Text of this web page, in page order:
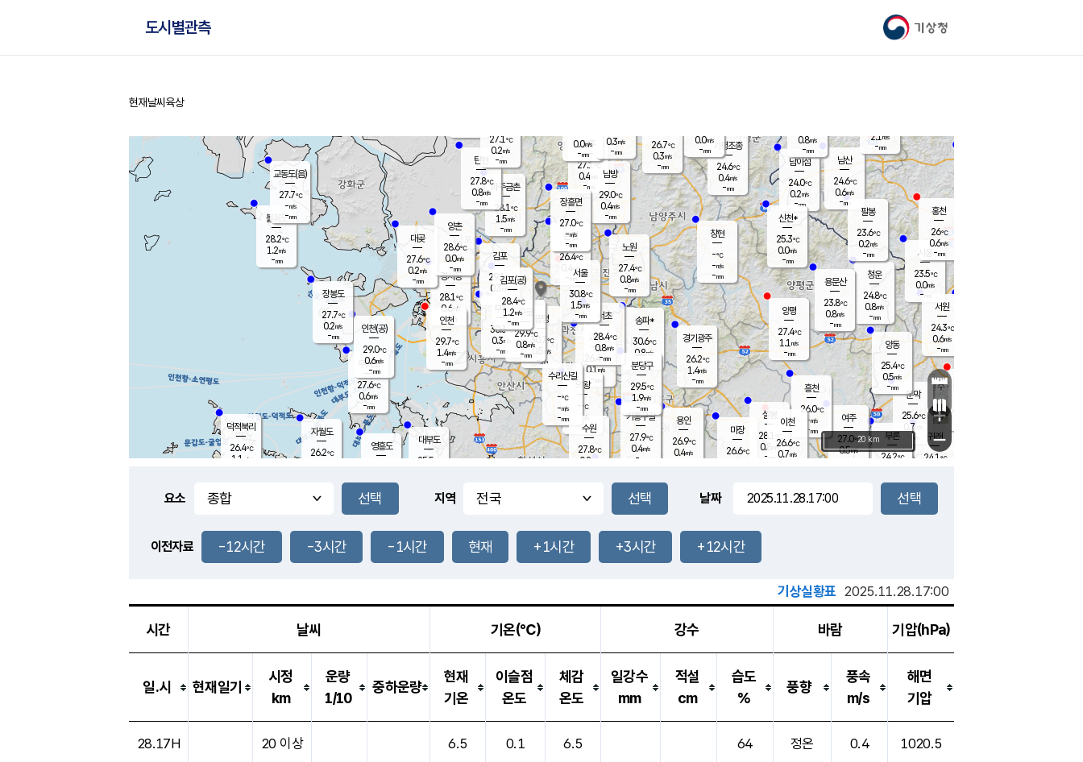
기상청
도시별관측
홈
현재날씨 육상
풍도
0.8m/s
문막
25.6℃
0.7m/s
mm
남이섬
24.0℃
0.2m/s
-mm
무의도
27.6℃
0.6m/s
-mm
영흥도
볼음도
28.2℃
1.2m/s
-mm
자월도
26.2℃
양주
27.1℃
0.4
-mm
부론
24.2℃
과천
26.4℃
0.1m/s
- mm
남산
24.6℃
0.6m/s
-mm
장봉도
27.7℃
0.2m/s
-mm
-mm
청운
24.8℃
0.8m/s
-mm
팔봉
23.6℃
0.2m/s
-mm
-mm
용인
26.9℃
0.4m/s
여주
27.0℃
0.5m/s
양동
25.4℃
0.5m/s
-mm
경기광주
26.2℃
1.4m/s
-mm
장호원
0.8m/s
-mm
26.1
℃
대부도
25.5
-
경서동
28.1℃
0.6 m/s
-mm
파주금촌
28.1℃
1.5m/s
-mm
가평조종
24.6℃
0.4m/s
-mm
26.7℃
0.3m/s
-mm
대곶
27.6℃
0.2m/s
-mm
신천*
25.3℃
0.0m/s
-mm
창현
-℃
-m/s
-mm
탄현
27.8℃
0.8m/s
-mm
0.0m/s
-mm
28.5℃
0.9m/s
-mm
흥천
26.0℃
-m/s
-mm
마장
26.6℃
의왕
- ℃
m/s
mm
김포
29.1℃
0.3 m/s
mm
설봉
28.1
0.8 m/s
- mm
광명
30.7 ℃
0.5 m/s
-mm
부천
30.3℃
0.3m/s
-mm
-mm
양촌
28.6℃
0.0m/s
-mm
구로
29.9℃
0.8m/s
-mm
은평
26.4℃
0.4 m/s
- mm
노원
27.4℃
0.8m/s
-mm
송파*
30.6℃
0.8m/s
-mm
서초
28.4℃
0.8m/s
-mm
남방
29.0℃
0.4m/s
-mm
기흥구갈
27.9℃
0.4m/s
-
수리산길
-℃
-m/s
-mm
분당구
29.5℃
1.9m/s
-mm
장흥면
27.0℃
-m/s
-mm
0.0m/s
-mm
시동
23.5℃
0.0m/s
- mm
귀래
24.1 ℃
서원
24.3℃
0.6m/s
-mm
용문산
23.8℃
0.8m/s
-mm
덕적북리
26.4℃
1.1 m/s
인천(공)
29.0℃
0.6m/s
-mm
김포(공)
28.4℃
1.2m/s
-mm
교동도(음)
27.7℃
-m/s
-mm
홍천
26℃
0.6m/s
-mm
이천
26.6℃
0.7m/s
양평
27.4℃
1.1 m/s
-mm
수원
27.8℃
0.8 m/s
인천
29.7℃
1.4m/s
-mm
서울
30.8℃
1.5m/s
-mm
2.1 m/s
-mm
27.1℃
0.2m/s
-mm
0.3m/s
-mm
+
−
20 km
요소 지역 날짜
이전자료 -12시간 -3시간 -1시간 현재 +1시간 +3시간 +12시간
기상실황표 2025.11.28.17:00
시간 날씨 기온(℃) 강수 바람 기압(hPa)
일.시 현재일기
시정
km
운량
1/10
중하운량
현재
기온
이슬점
온도
체감
온도
일강수
mm
적설
cm
습도
%
풍향
풍속
m/s
해면
기압
28.17H 20 이상 6.5 0.1 6.5 64 정온 0.4 1020.5